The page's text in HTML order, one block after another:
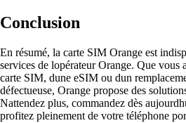
Conclusion
En résumé, la carte SIM Orange est
services de lopérateur Orange. Que vous
carte SIM, dune eSIM ou dun
défectueuse, Orange propose des
Nattendez plus, commandez dès
profitez pleinement de votre téléphone